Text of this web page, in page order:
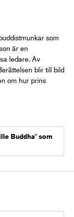
som
är en
ledare. Av
blir till bild
om hur prins
Buddha" som